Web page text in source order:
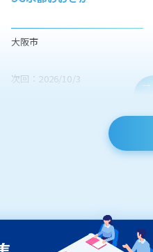
大阪市
次回：2026/10/3